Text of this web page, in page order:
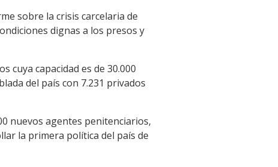
sobre la crisis carcelaria de
dignas a los presos y
cuya capacidad es de 30.000
del país con 7.231 privados
nuevos agentes penitenciarios,
la primera política del país de